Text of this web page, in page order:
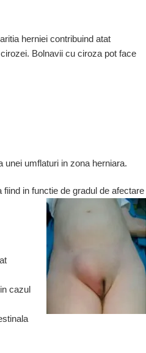
herniei contribuind atat
Bolnavii cu ciroza pot face
unei umflaturi in zona herniara.
in functie de gradul de afectare
cazul